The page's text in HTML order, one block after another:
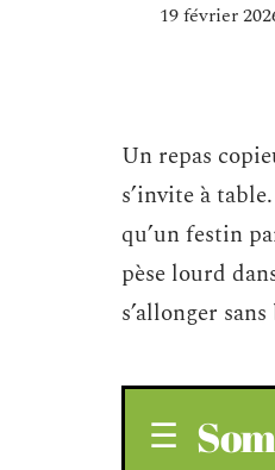
19 février
Un repas
s’invite à
qu’un festin
pèse lourd
s’allonger